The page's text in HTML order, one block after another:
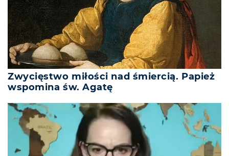
Zwycięstwo miłości nad śmiercią. Papież
wspomina św. Agatę